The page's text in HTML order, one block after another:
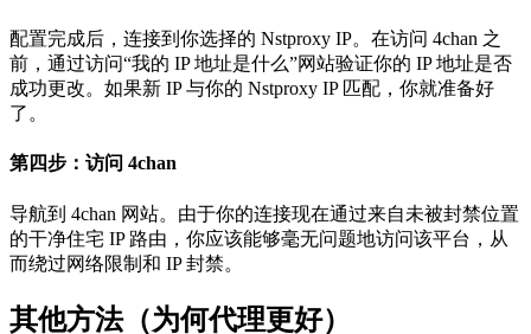
配置完成后，连接到你选择的 Nstproxy IP。在访问 4chan 之
前，通过访问“我的 IP 地址是什么”网站验证你的 IP 地址是否
成功更改。如果新 IP 与你的 Nstproxy IP 匹配，你就准备好
了。
第四步：访问 4chan
导航到 4chan 网站。由于你的连接现在通过来自未被封禁位置
的干净住宅 IP 路由，你应该能够毫无问题地访问该平台，从
而绕过网络限制和 IP 封禁。
其他方法（为何代理更好）